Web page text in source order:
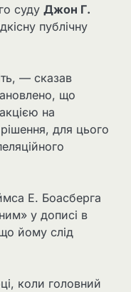
суду Джон Г.
публічну
— сказав
що
на
для цього
Е. Боасберга
у дописі в
йому слід
коли головний